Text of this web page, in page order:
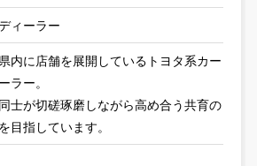
ィーラー
内に店舗を展開しているトヨタ系カー
ラー。
士が切磋琢磨しながら高め合う共育の
目指しています。